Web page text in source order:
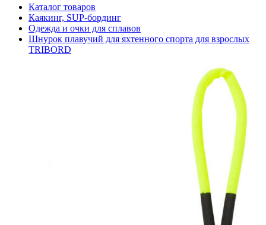
Каталог товаров
Каякинг, SUP-бординг
Одежда и очки для сплавов
Шнурок плавучий для яхтенного спорта для взрослых
TRIBORD